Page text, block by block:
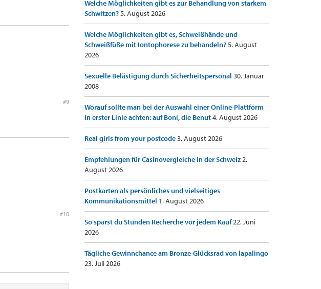
#9
#10
Welche Möglichkeiten gibt es zur Behandlung von starkem
Schwitzen?5. August 2026
Welche Möglichkeiten gibt es, Schweißhände und
Schweißfüße mit Iontophorese zu behandeln?5. August
2026
Sexuelle Belästigung durch Sicherheitspersonal 30. Januar
2008
Worauf sollte man bei der Auswahl einer Online-Plattform
in erster Linie achten: auf Boni, die Benut4. August 2026
Real girls from your postcode3. August 2026
Empfehlungen für Casinovergleiche in der Schweiz2.
August 2026
Postkarten als persönliches und vielseitiges
Kommunikationsmittel 1. August 2026
So sparst du Stunden Recherche vor jedem Kauf22. Juni
2026
Tägliche Gewinnchance am Bronze-Glücksrad von lapalingo
23. Juli 2026